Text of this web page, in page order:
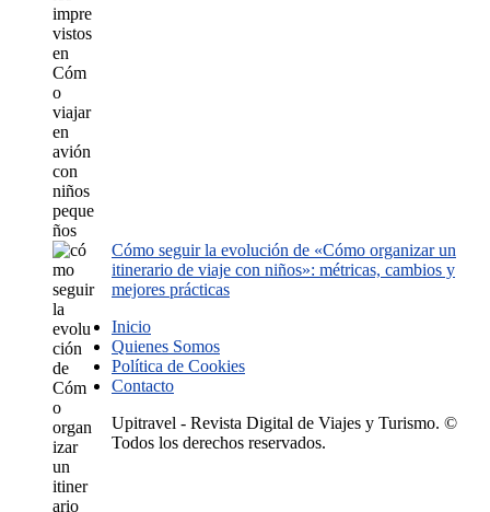
Cómo seguir la evolución de «Cómo organizar un
itinerario de viaje con niños»: métricas, cambios y
mejores prácticas
Inicio
Quienes Somos
Política de Cookies
Contacto
Upitravel - Revista Digital de Viajes y Turismo. ©
Todos los derechos reservados.